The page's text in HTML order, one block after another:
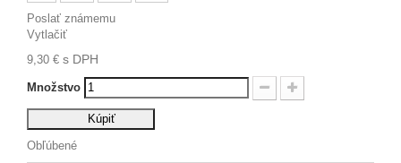
Poslať známemu
Vytlačiť
9,30 € s DPH
Množstvo
Kúpiť
Obľúbené